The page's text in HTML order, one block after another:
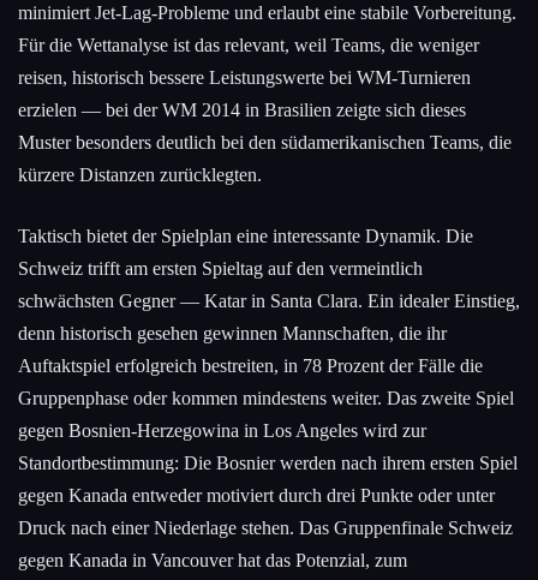
minimiert Jet-Lag-Probleme und erlaubt eine stabile Vorbereitung.
Für die Wettanalyse ist das relevant, weil Teams, die weniger
reisen, historisch bessere Leistungswerte bei WM-Turnieren
erzielen — bei der WM 2014 in Brasilien zeigte sich dieses
Muster besonders deutlich bei den südamerikanischen Teams, die
kürzere Distanzen zurücklegten.
Taktisch bietet der Spielplan eine interessante Dynamik. Die
Schweiz trifft am ersten Spieltag auf den vermeintlich
schwächsten Gegner — Katar in Santa Clara. Ein idealer Einstieg,
denn historisch gesehen gewinnen Mannschaften, die ihr
Auftaktspiel erfolgreich bestreiten, in 78 Prozent der Fälle die
Gruppenphase oder kommen mindestens weiter. Das zweite Spiel
gegen Bosnien-Herzegowina in Los Angeles wird zur
Standortbestimmung: Die Bosnier werden nach ihrem ersten Spiel
gegen Kanada entweder motiviert durch drei Punkte oder unter
Druck nach einer Niederlage stehen. Das Gruppenfinale Schweiz
gegen Kanada in Vancouver hat das Potenzial, zum